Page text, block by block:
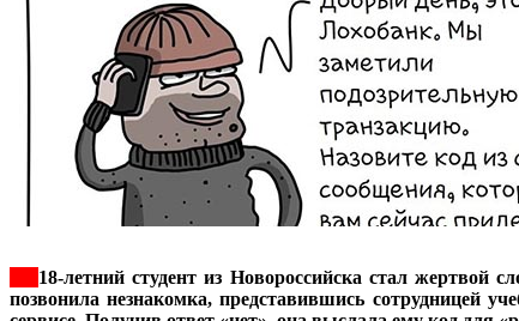
18-летний студент из Новороссийска стал
позвонила незнакомка, представившись сотрудницей